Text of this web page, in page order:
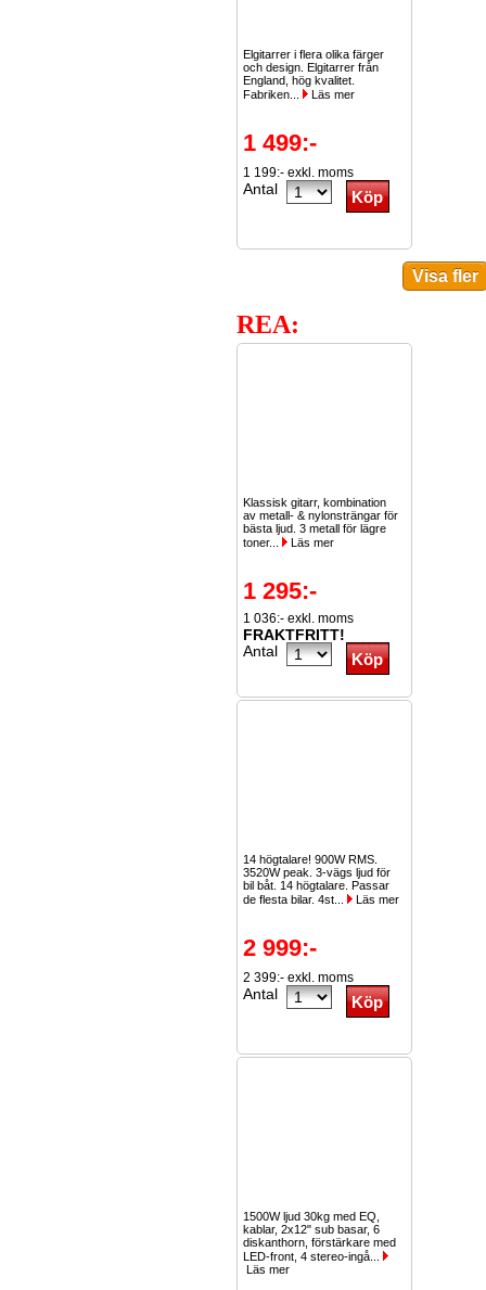
Elgitarrer i flera olika färger
och design. Elgitarrer från
England, hög kvalitet.
Fabriken...
Läs mer
1 499:-
1 199:- exkl. moms
Antal
REA:
Klassisk gitarr, kombination
av metall- & nylonsträngar för
bästa ljud. 3 metall för lägre
toner...
Läs mer
1 295:-
1 036:- exkl. moms
FRAKTFRITT!
Antal
14 högtalare! 900W RMS.
3520W peak. 3-vägs ljud för
bil båt. 14 högtalare. Passar
de flesta bilar. 4st...
Läs mer
2 999:-
2 399:- exkl. moms
Antal
1500W ljud 30kg med EQ,
kablar, 2x12" sub basar, 6
diskanthorn, förstärkare med
LED-front, 4 stereo-ingå...
Läs mer